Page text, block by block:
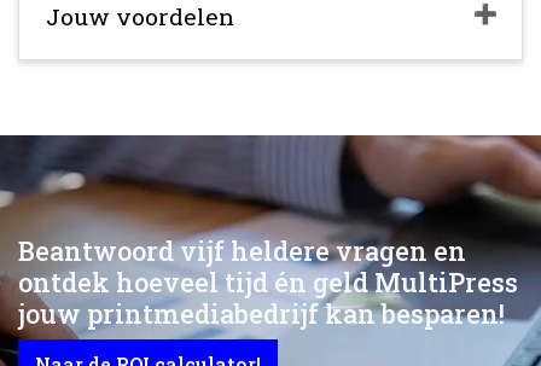
Jouw voordelen
Beantwoord vijf heldere vragen en
ontdek hoeveel tijd én geld MultiPress
jouw printmediabedrijf kan besparen!